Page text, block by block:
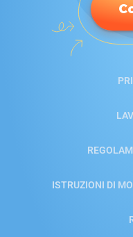
ISTRUZIONI DI